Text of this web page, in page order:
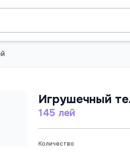
Игрушечный
145 лей
Количество